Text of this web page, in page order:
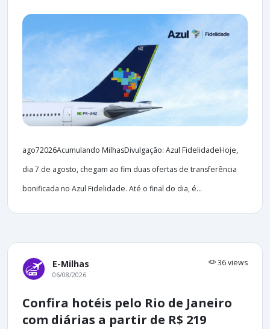
ago72026Acumulando MilhasDivulgação: Azul FidelidadeHoje,
dia 7 de agosto, chegam ao fim duas ofertas de transferência
bonificada no Azul Fidelidade. Até o final do dia, é...
E-Milhas 36 views
06/08/2026
Confira hotéis pelo Rio de Janeiro
com diárias a partir de R$ 219